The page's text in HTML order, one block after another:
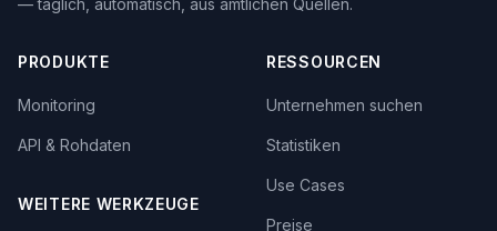
— täglich, automatisch, aus amtlichen Quellen.
PRODUKTE
Monitoring
API & Rohdaten
WEITERE WERKZEUGE
RESSOURCEN
Unternehmen suchen
Statistiken
Use Cases
Preise